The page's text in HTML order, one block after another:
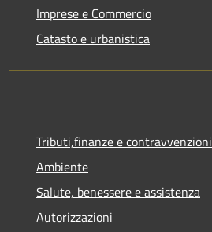
Imprese e Commercio
Catasto e urbanistica
Tributi,finanze e contravvenzioni
Ambiente
Salute, benessere e assistenza
Autorizzazioni